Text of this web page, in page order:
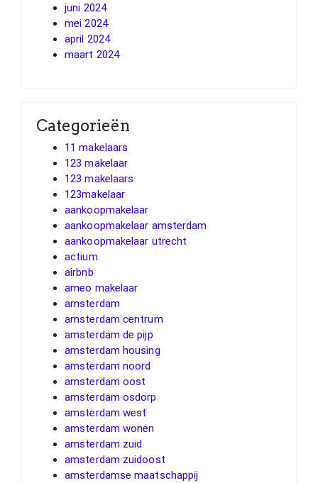
juni 2024
mei 2024
april 2024
maart 2024
Categorieën
11 makelaars
123 makelaar
123 makelaars
123makelaar
aankoopmakelaar
aankoopmakelaar amsterdam
aankoopmakelaar utrecht
actium
airbnb
ameo makelaar
amsterdam
amsterdam centrum
amsterdam de pijp
amsterdam housing
amsterdam noord
amsterdam oost
amsterdam osdorp
amsterdam west
amsterdam wonen
amsterdam zuid
amsterdam zuidoost
amsterdamse maatschappij